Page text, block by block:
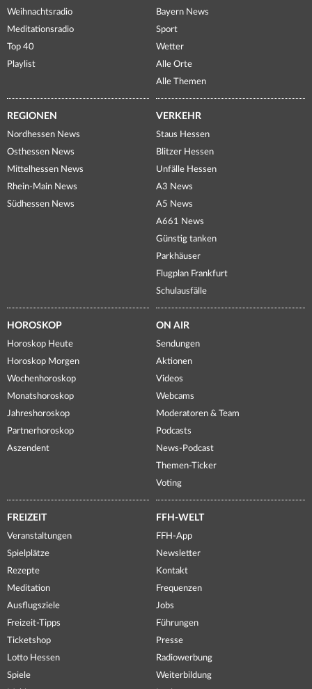
Weihnachtsradio
Meditationsradio
Top 40
Playlist
Bayern News
Sport
Wetter
Alle Orte
Alle Themen
REGIONEN
Nordhessen News
Osthessen News
Mittelhessen News
Rhein-Main News
Südhessen News
VERKEHR
Staus Hessen
Blitzer Hessen
Unfälle Hessen
A3 News
A5 News
A661 News
Günstig tanken
Parkhäuser
Flugplan Frankfurt
Schulausfälle
HOROSKOP
Horoskop Heute
Horoskop Morgen
Wochenhoroskop
Monatshoroskop
Jahreshoroskop
Partnerhoroskop
Aszendent
ON AIR
Sendungen
Aktionen
Videos
Webcams
Moderatoren & Team
Podcasts
News-Podcast
Themen-Ticker
Voting
FREIZEIT
Veranstaltungen
Spielplätze
Rezepte
Meditation
Ausflugsziele
Freizeit-Tipps
Ticketshop
Lotto Hessen
Spiele
FFH-WELT
FFH-App
Newsletter
Kontakt
Frequenzen
Jobs
Führungen
Presse
Radiowerbung
Weiterbildung